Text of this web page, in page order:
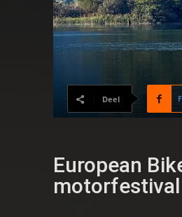
Deel
European
motorfestival